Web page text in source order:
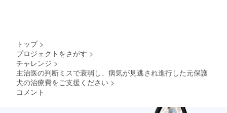
トップ >
プロジェクトをさがす >
チャレンジ >
主治医の判断ミスで衰弱し、病気が見逃され進行した元保護
犬の治療費をご支援ください >
コメント